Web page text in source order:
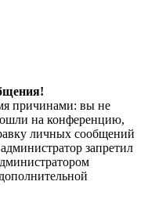
причинами: вы не
на конференцию,
личных сообщений
запретил